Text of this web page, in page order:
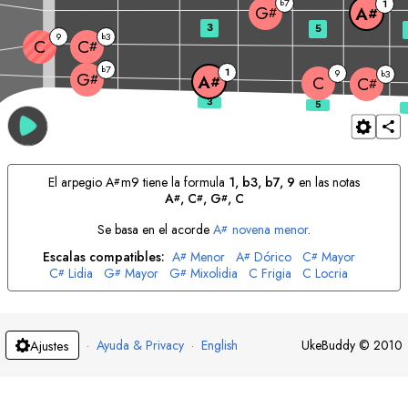
G#
b7
A# 1 C 9 C#
b3
C 9 C#
b3
G# A# 1
3 5
El arpegioA#m9 tiene la formula 1, b3, b7, 9 en las notas
A#, C#, G#, C
Se basa en el acordeA# novena menor.
Escalas compatibles: A# Menor A# Dórico C# Mayor
C# Lidia G# Mayor G# Mixolidia C Frigia C Locria
Ajustes · Ayuda & Privacy · English UkeBuddy © 2010